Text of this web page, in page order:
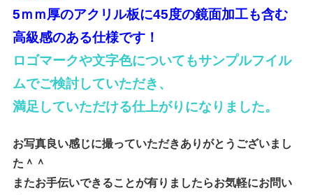
5ｍｍ厚のアクリル板に45度の鏡面加工も含む
高級感のある仕様です！
ロゴマークや文字色についてもサンプルフイル
ムでご検討していただき、
満足していただける仕上がりになりました。
お写真良い感じに撮っていただきありがとうございまし
た＾＾
またお手伝いできることが有りましたらお気軽にお問い